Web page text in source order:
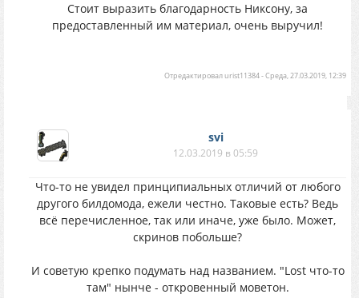
Стоит выразить благодарность Никсону, за
предоставленный им материал, очень выручил!
Отредактировалurist11384-Среда, 27.03.2019, 12:39
svi
12.03.2019 в 05:59
Что-то не увидел принципиальных отличий от любого
другого билдомода, ежели честно. Таковые есть? Ведь
всё перечисленное, так или иначе, уже было. Может,
скринов побольше?
И советую крепко подумать над названием. "Lost что-то
там" нынче - откровенный моветон.